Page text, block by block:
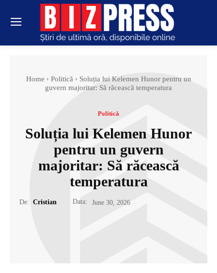
Home Politică
Soluția lui Kelemen Hunor pentru un
guvern majoritar: Să răcească temperatura
Politică
Soluția lui Kelemen Hunor
pentru un guvern
majoritar: Să răcească
temperatura
De: Cristian Data: June 30, 2026